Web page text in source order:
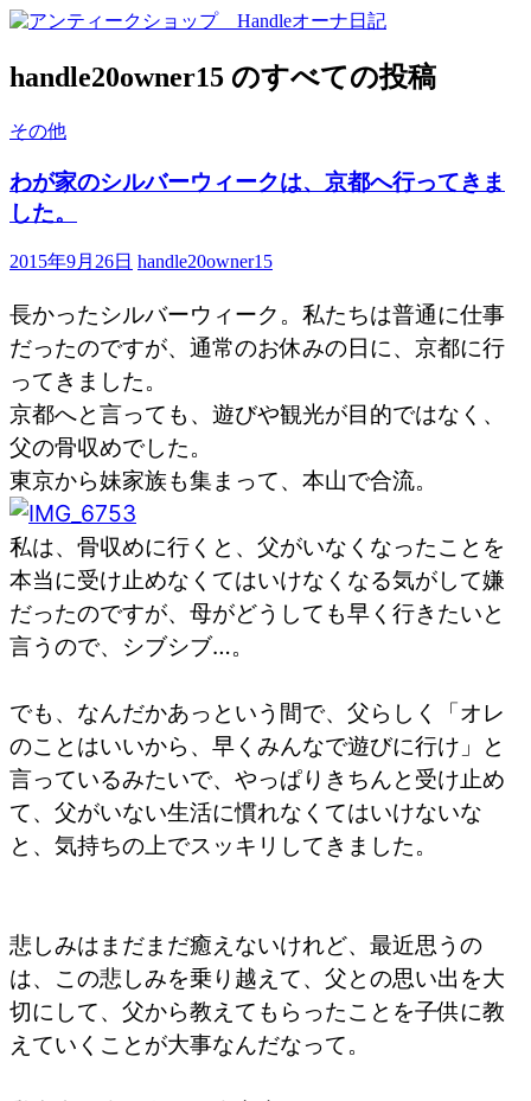
handle20owner15 のすべての投稿
その他
わが家のシルバーウィークは、京都へ行ってきま
した。
2015年9月26日 handle20owner15
長かったシルバーウィーク。私たちは普通に仕事
だったのですが、通常のお休みの日に、京都に行
ってきました。
京都へと言っても、遊びや観光が目的ではなく、
父の骨収めでした。
東京から妹家族も集まって、本山で合流。
私は、骨収めに行くと、父がいなくなったことを
本当に受け止めなくてはいけなくなる気がして嫌
だったのですが、母がどうしても早く行きたいと
言うので、シブシブ…。
でも、なんだかあっという間で、父らしく「オレ
のことはいいから、早くみんなで遊びに行け」と
言っているみたいで、やっぱりきちんと受け止め
て、父がいない生活に慣れなくてはいけないな
と、気持ちの上でスッキリしてきました。
悲しみはまだまだ癒えないけれど、最近思うの
は、この悲しみを乗り越えて、父との思い出を大
切にして、父から教えてもらったことを子供に教
えていくことが大事なんだなって。